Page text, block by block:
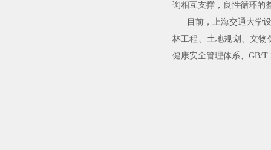
询相互支撑，良性循环的
目前，上海交通大学
林工程、土地规划、文物
健康安全管理体系、GB/T